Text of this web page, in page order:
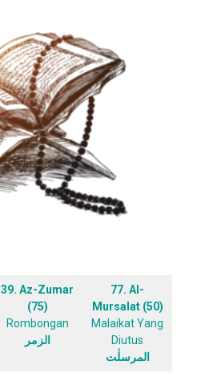
39. Az-Zumar
(75)
Rombongan
الزمر
77. Al-
Mursalat (50)
Malaikat Yang
Diutus
المرسلٰت